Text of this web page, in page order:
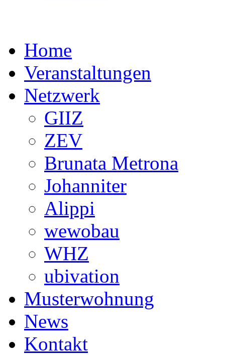
Home
Veranstaltungen
Netzwerk
GIIZ
ZEV
Brunata Metrona
Johanniter
Alippi
wewobau
WHZ
ubivation
Musterwohnung
News
Kontakt